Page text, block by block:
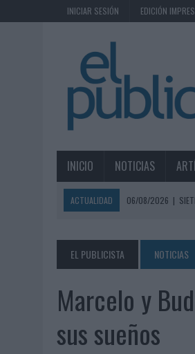
INICIAR SESIÓN EDICIÓN
INICIO NOTICIAS
ACTUALIDAD 06/08/2026 |
06/08/2026 | EL USO DE LA IA
06/08/2026
SYSTEM1 NOMBRA
06/08/2026
FRIGO Y UNIQLO
06/08/2026
| LA IA ESTÁ
EL PUBLICISTA NOTICIAS
Marcelo y
sus sueños